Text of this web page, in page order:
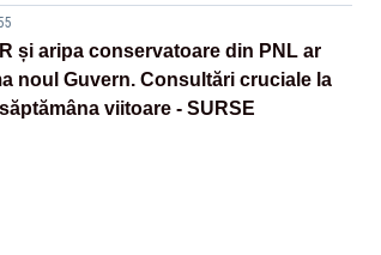
și aripa conservatoare din PNL ar
noul Guvern. Consultări cruciale la
viitoare - SURSE